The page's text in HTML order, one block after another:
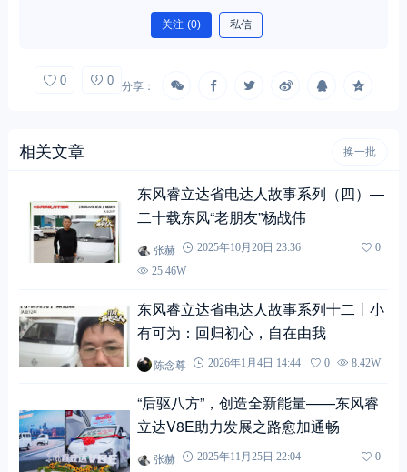
关注 (0) 私信
0 0 分享：
相关文章 换一批
东风睿立达省电达人故事系列（四）—
二十载东风“老朋友”杨战伟
张赫 2025年10月20日 23:36
0
25.46W
东风睿立达省电达人故事系列十二丨小
有可为：回归初心，自在由我
陈念尊 2026年1月4日 14:44 0 8.42W
“后驱八方”，创造全新能量——东风睿
立达V8E助力发展之路愈加通畅
张赫 2025年11月25日 22:04
0